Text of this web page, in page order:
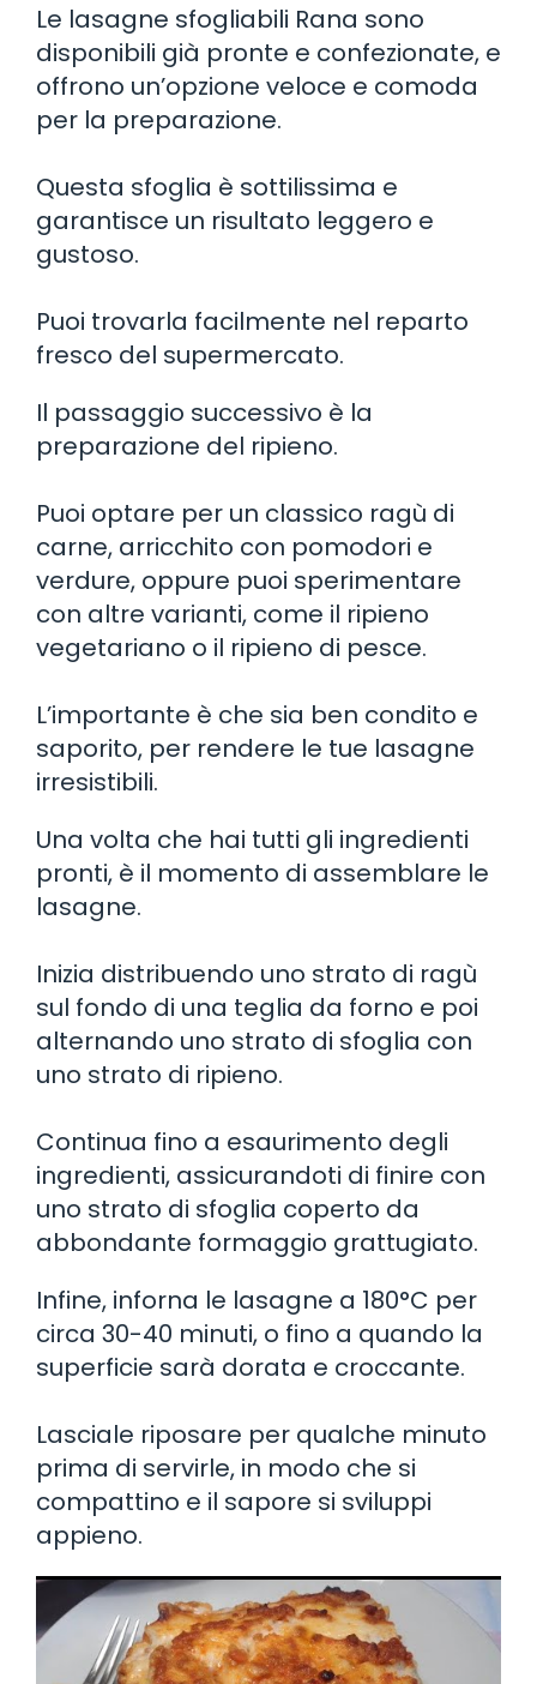
Le lasagne sfogliabili Rana sono
disponibili già pronte e confezionate, e
offrono un’opzione veloce e comoda
per la preparazione.
Questa sfoglia è sottilissima e
garantisce un risultato leggero e
gustoso.
Puoi trovarla facilmente nel reparto
fresco del supermercato.
Il passaggio successivo è la
preparazione del ripieno.
Puoi optare per un classico ragù di
carne, arricchito con pomodori e
verdure, oppure puoi sperimentare
con altre varianti, come il ripieno
vegetariano o il ripieno di pesce.
L’importante è che sia ben condito e
saporito, per rendere le tue lasagne
irresistibili.
Una volta che hai tutti gli ingredienti
pronti, è il momento di assemblare le
lasagne.
Inizia distribuendo uno strato di ragù
sul fondo di una teglia da forno e poi
alternando uno strato di sfoglia con
uno strato di ripieno.
Continua fino a esaurimento degli
ingredienti, assicurandoti di finire con
uno strato di sfoglia coperto da
abbondante formaggio grattugiato.
Infine, inforna le lasagne a 180°C per
circa 30-40 minuti, o fino a quando la
superficie sarà dorata e croccante.
Lasciale riposare per qualche minuto
prima di servirle, in modo che si
compattino e il sapore si sviluppi
appieno.